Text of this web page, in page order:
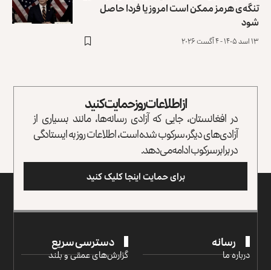
تنگه‌ی هرمز ممکن است امروز یا فردا حاصل
شود
۱۳ اسد ۱۴۰۵ - ۴ آگست ۲۰۲۶
از اطلاعات روز حمایت کنید
در افغانستان، جایی که آزادی رسانه‌ها، مانند بسیاری از
آزادی‌های دیگر، سرکوب شده است، اطلاعات روز به ایستادگی
در برابر سرکوب ادامه می‌دهد.
برای حمایت اینجا کلیک کنید
رسانه
درباره ما
دسترسی سریع
گزارش‌‌های عمقی و بلند